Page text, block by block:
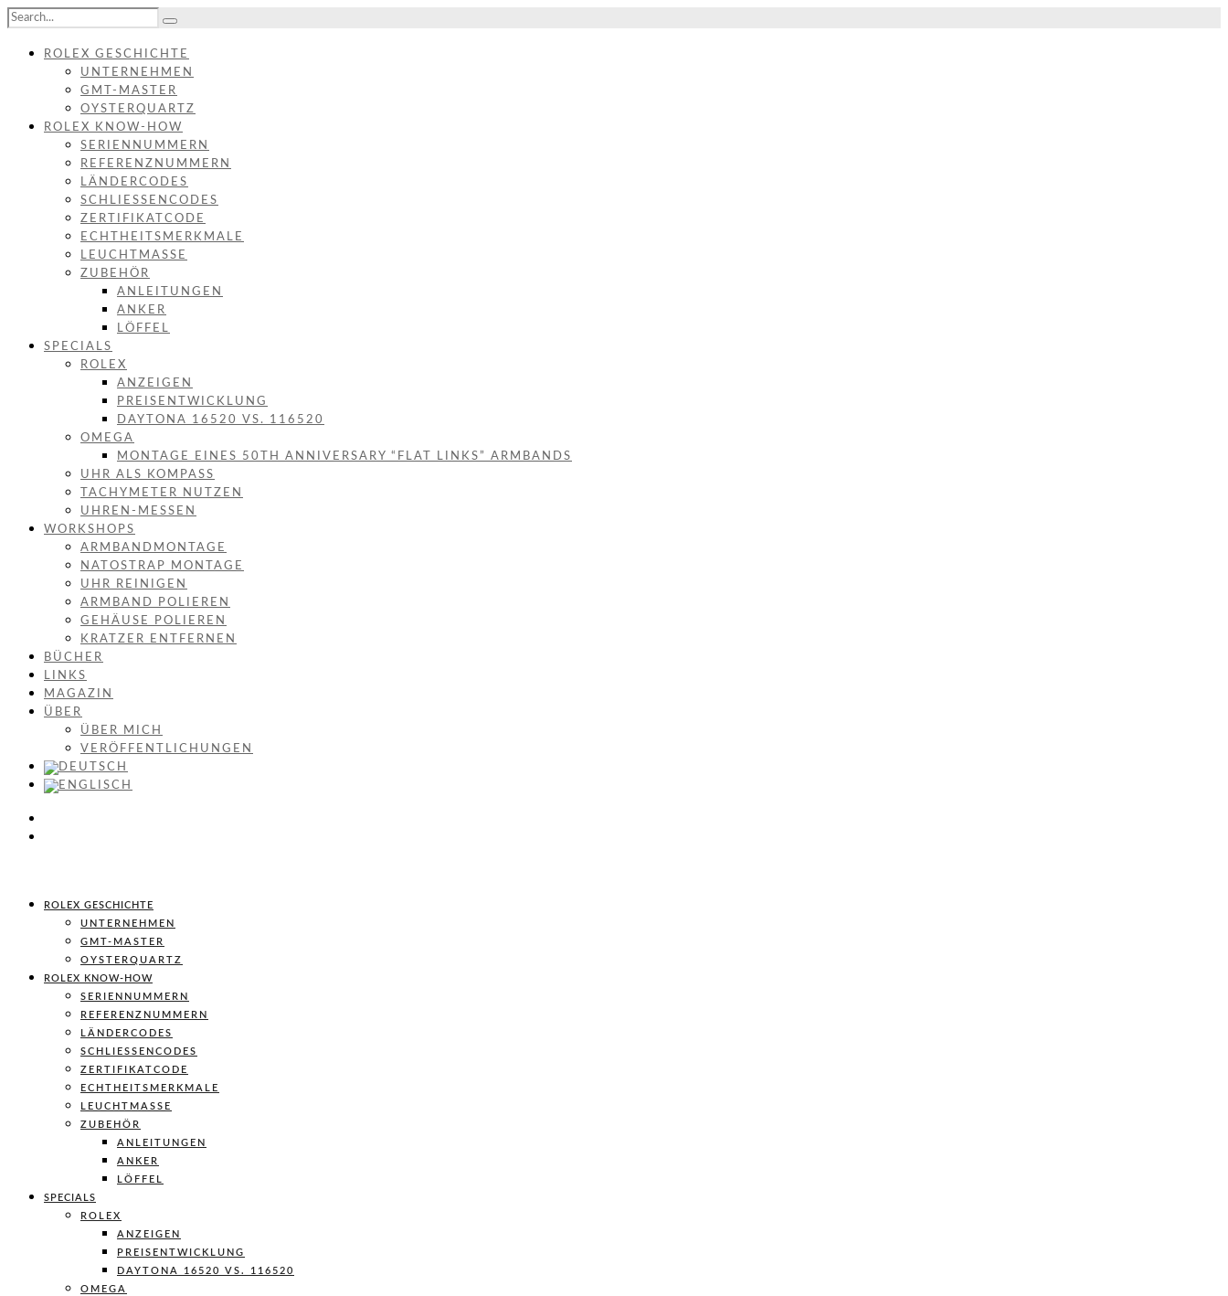
ROLEX GESCHICHTE
UNTERNEHMEN
GMT-MASTER
OYSTERQUARTZ
ROLEX KNOW-HOW
SERIENNUMMERN
REFERENZNUMMERN
LÄNDERCODES
SCHLIESSENCODES
ZERTIFIKATCODE
ECHTHEITSMERKMALE
LEUCHTMASSE
ZUBEHÖR
ANLEITUNGEN
ANKER
LÖFFEL
SPECIALS
ROLEX
ANZEIGEN
PREISENTWICKLUNG
DAYTONA 16520 VS. 116520
OMEGA
MONTAGE EINES 50TH ANNIVERSARY “FLAT LINKS” ARMBANDS
UHR ALS KOMPASS
TACHYMETER NUTZEN
UHREN-MESSEN
WORKSHOPS
ARMBANDMONTAGE
NATOSTRAP MONTAGE
UHR REINIGEN
ARMBAND POLIEREN
GEHÄUSE POLIEREN
KRATZER ENTFERNEN
BÜCHER
LINKS
MAGAZIN
ÜBER
ÜBER MICH
VERÖFFENTLICHUNGEN
ROLEX GESCHICHTE
UNTERNEHMEN
GMT-MASTER
OYSTERQUARTZ
ROLEX KNOW-HOW
SERIENNUMMERN
REFERENZNUMMERN
LÄNDERCODES
SCHLIESSENCODES
ZERTIFIKATCODE
ECHTHEITSMERKMALE
LEUCHTMASSE
ZUBEHÖR
ANLEITUNGEN
ANKER
LÖFFEL
SPECIALS
ROLEX
ANZEIGEN
PREISENTWICKLUNG
DAYTONA 16520 VS. 116520
OMEGA